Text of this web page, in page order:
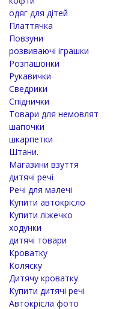
одяг для дітей
Платтячка
Повзуни
розвиваючі іграшки
Розпашонки
Рукавички
Сведрики
Спіднички
Товари для немовлят
шапочки
шкарпетки
Штани.
Магазини взуття
дитячі речі
Речі для малечі
Купити автокрісло
Купити ліжечко
ходунки
дитячі товари
Кроватку
Коляску
Дитячу кроватку
Купити дитячі речі
Автокрісла фото